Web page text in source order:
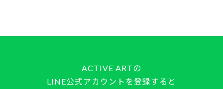
ACTIVE ARTの
LINE公式アカウントを登録すると